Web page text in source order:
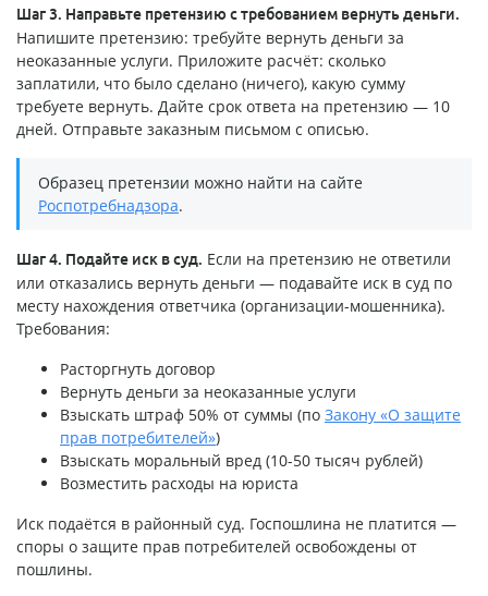
Шаг 3. Направьте претензию с требованием вернуть деньги.
Напишите претензию: требуйте вернуть деньги за
неоказанные услуги. Приложите расчёт: сколько
заплатили, что было сделано (ничего), какую сумму
требуете вернуть. Дайте срок ответа на претензию — 10
дней. Отправьте заказным письмом с описью.
Образец претензии можно найти на сайте
Роспотребнадзора.
Шаг 4. Подайте иск в суд. Если на претензию не ответили
или отказались вернуть деньги — подавайте иск в суд по
месту нахождения ответчика (организации-мошенника).
Требования:
Расторгнуть договор
Вернуть деньги за неоказанные услуги
Взыскать штраф 50% от суммы (по Закону «О защите
прав потребителей»)
Взыскать моральный вред (10-50 тысяч рублей)
Возместить расходы на юриста
Иск подаётся в районный суд. Госпошлина не платится —
споры о защите прав потребителей освобождены от
пошлины.